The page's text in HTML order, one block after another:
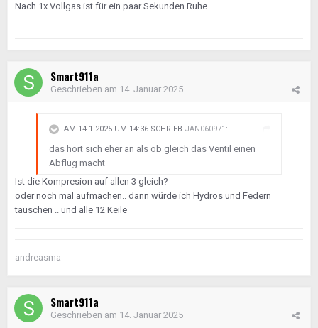
Nach 1x Vollgas ist für ein paar Sekunden Ruhe...
Smart911a
Geschrieben am 14. Januar 2025
AM 14.1.2025 UM 14:36 SCHRIEB JAN060971 :
das hört sich eher an als ob gleich das Ventil einen
Abflug macht
Ist die Kompresion auf allen 3 gleich?
oder noch mal aufmachen.. dann würde ich Hydros und Federn
tauschen .. und alle 12 Keile
andreasma
Smart911a
Geschrieben am 14. Januar 2025